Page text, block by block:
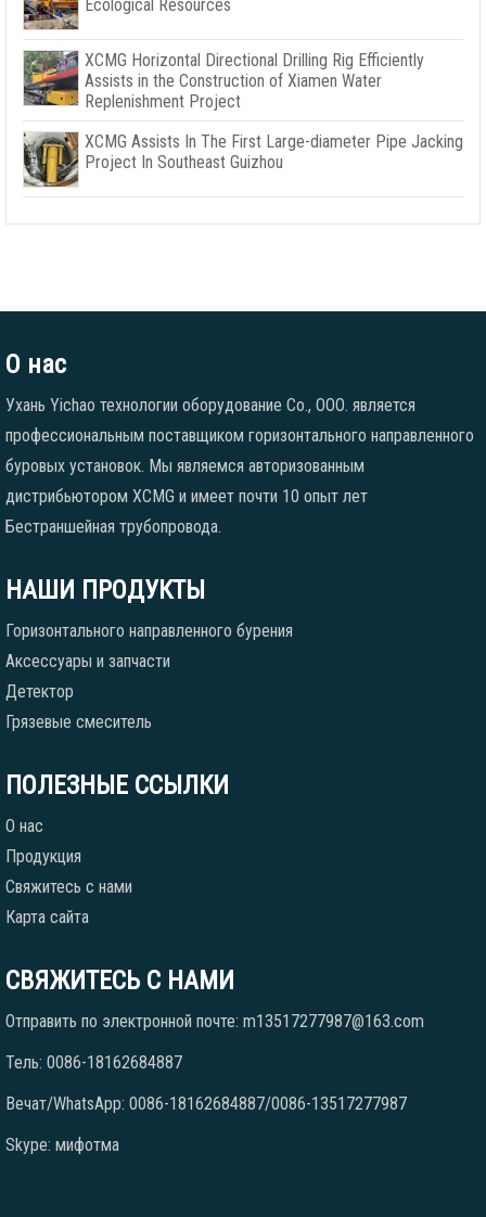
Ecological Resources
XCMG Horizontal Directional Drilling Rig Efficiently
Assists in the Construction of Xiamen Water
Replenishment Project
XCMG Assists In The First Large-diameter Pipe Jacking
Project In Southeast Guizhou
О нас
Ухань Yichao технологии оборудование Co., ООО. является
профессиональным поставщиком горизонтального направленного
буровых установок. Мы являемся авторизованным
дистрибьютором XCMG и имеет почти 10 опыт лет
Бестраншейная трубопровода.
НАШИ ПРОДУКТЫ
Горизонтального направленного бурения
Аксессуары и запчасти
Детектор
Грязевые смеситель
ПОЛЕЗНЫЕ ССЫЛКИ
О нас
Продукция
Свяжитесь с нами
Карта сайта
СВЯЖИТЕСЬ С НАМИ
Отправить по электронной почте: m13517277987@163.com
Тель: 0086-18162684887
Вечат/WhatsApp: 0086-18162684887/0086-13517277987
Skype: мифотма